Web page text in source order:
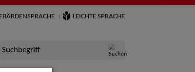
LEICHTE SPRACHE
Suchbegriff